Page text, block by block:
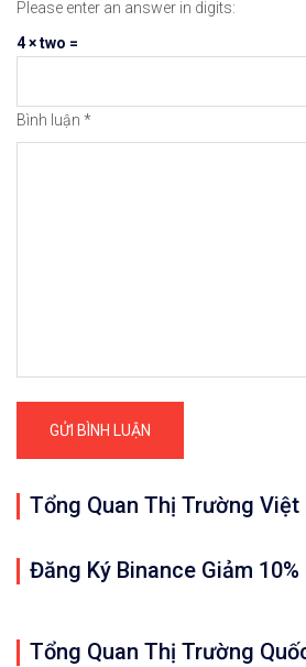
Please enter an answer in digits:
4 × two =
Bình luận *
Tổng Quan Thị Trường Việt
Đăng Ký Binance Giảm 10%
Tổng Quan Thị Trường